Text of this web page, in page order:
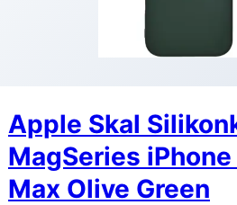
Apple Skal
MagSeries iPhone
Max Olive Green